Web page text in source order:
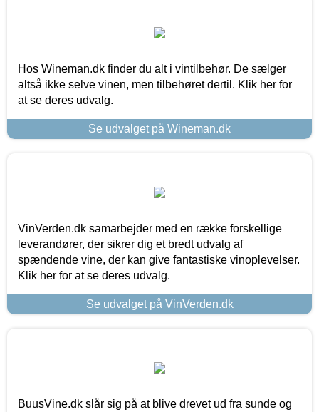
Hos Wineman.dk finder du alt i vintilbehør. De sælger
altså ikke selve vinen, men tilbehøret dertil. Klik her for
at se deres udvalg.
Se udvalget på Wineman.dk
VinVerden.dk samarbejder med en række forskellige
leverandører, der sikrer dig et bredt udvalg af
spændende vine, der kan give fantastiske vinoplevelser.
Klik her for at se deres udvalg.
Se udvalget på VinVerden.dk
BuusVine.dk slår sig på at blive drevet ud fra sunde og